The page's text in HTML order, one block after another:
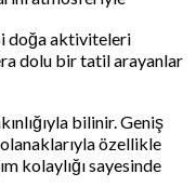
doğa aktiviteleri
dolu bir tatil arayanlar
bilinir. Geniş
özellikle
kolaylığı sayesinde